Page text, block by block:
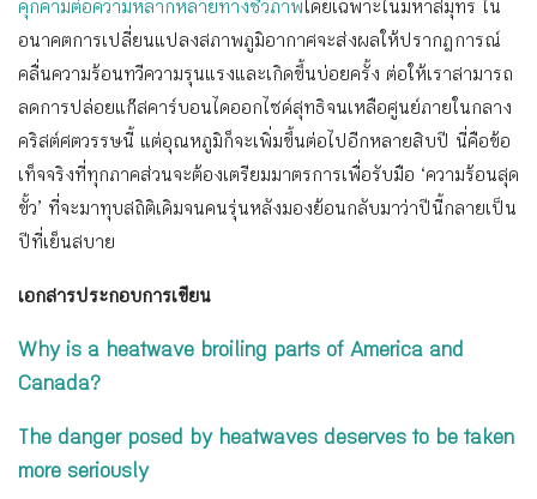
คุกคามต่อความหลากหลายทางชีวภาพโดยเฉพาะในมหาสมุทร ใน
อนาคตการเปลี่ยนแปลงสภาพภูมิอากาศจะส่งผลให้ปรากฎการณ์
คลื่นความร้อนทวีความรุนแรงและเกิดขึ้นบ่อยครั้ง ต่อให้เราสามารถ
ลดการปล่อยแก๊สคาร์บอนไดออกไซด์สุทธิจนเหลือศูนย์ภายในกลาง
คริสต์ศตวรรษนี้ แต่อุณหภูมิก็จะเพิ่มขึ้นต่อไปอีกหลายสิบปี นี่คือข้อ
เท็จจริงที่ทุกภาคส่วนจะต้องเตรียมมาตรการเพื่อรับมือ ‘ความร้อนสุด
ขั้ว’ ที่จะมาทุบสถิติเดิมจนคนรุ่นหลังมองย้อนกลับมาว่าปีนี้กลายเป็น
ปีที่เย็นสบาย
เอกสารประกอบการเขียน
Why is a heatwave broiling parts of America and
Canada?
The danger posed by heatwaves deserves to be taken
more seriously